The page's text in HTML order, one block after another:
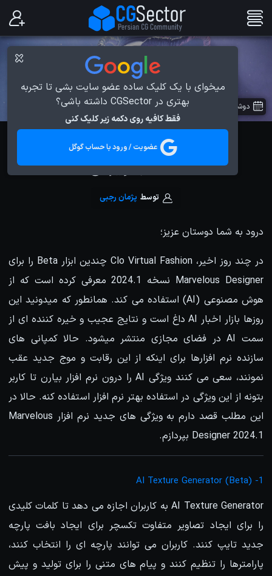
میخوای با یک کلیک ساده عضو سایت بشی تا تجربه
بهتری در CGSector داشته باشی؟
فقط کافیه روی دکمه زیر کلیک کنی
عضویت / ورود با حساب گوگل
دوشنبه 4 تیر 1403 در اخبار دنیای CG
انتشار Marvelous Designer
2024.1 با ویژگی AI
توسط پژمان رجبی
درود به شما دوستان عزیز؛
در چند روز اخیر، Clo Virtual Fashion چندین ابزار Beta را برای
Marvelous Designer نسخه 2024.1 معرفی کرده است که از
هوش مصنوعی (AI) استفاده می کند. همانطور که میدونید این
روزها بازار اخبار AI داغ است و نتایج عجیب و خیره کننده ای از
سمت AI در فضای مجازی منتشر میشود. حالا کمپانی های
سازنده نرم افزارها برای اینکه از این رقابت و موج جدید عقب
نمونند، سعی می کنند ویژگی AI را درون نرم افزار بیارن تا کاربر
بتونه از این ویژگی در استفاده بهتر نرم افزار استفاده کنه. حالا در
این مطلب قصد دارم به ویژگی های جدید نرم افزار Marvelous
Designer 2024.1 بپردازم.
1- AI Texture Generator (Beta)
AI Texture Generator به کاربران اجازه می دهد تا کلمات کلیدی
را برای ایجاد تصاویر متفاوت تکسچر برای ایجاد بافت پارچه
جدید تایپ کنند. کاربران می توانند پارچه ای را انتخاب کنند،
پارامترها را تنظیم کنند و پیام های متنی را برای تولید و پیش